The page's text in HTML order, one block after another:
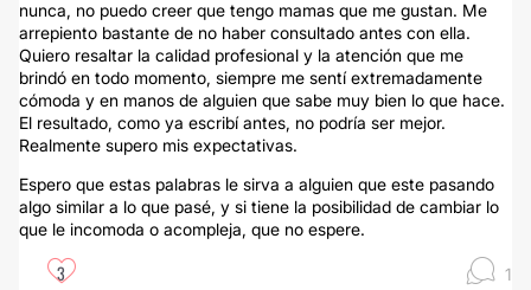
nunca, no puedo creer que tengo mamas que me gustan. Me
arrepiento bastante de no haber consultado antes con ella.
Quiero resaltar la calidad profesional y la atención que me
brindó en todo momento, siempre me sentí extremadamente
cómoda y en manos de alguien que sabe muy bien lo que hace.
El resultado, como ya escribí antes, no podría ser mejor.
Realmente supero mis expectativas.
Espero que estas palabras le sirva a alguien que este pasando
algo similar a lo que pasé, y si tiene la posibilidad de cambiar lo
que le incomoda o acompleja, que no espere.
3 1